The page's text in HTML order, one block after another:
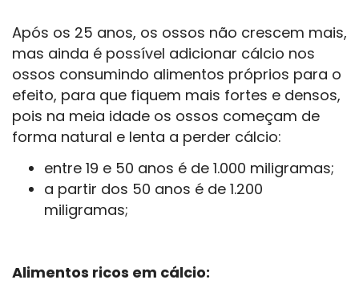
Após os 25 anos, os ossos não crescem mais,
mas ainda é possível adicionar cálcio nos
ossos consumindo alimentos próprios para o
efeito, para que fiquem mais fortes e densos,
pois na meia idade os ossos começam de
forma natural e lenta a perder cálcio:
entre 19 e 50 anos é de 1.000 miligramas;
a partir dos 50 anos é de 1.200
miligramas;
Alimentos ricos em cálcio: